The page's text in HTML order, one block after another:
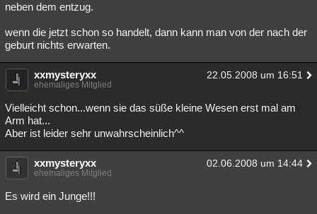
neben dem entzug.
wenn die jetzt schon so handelt, dann kann man von der nach der
geburt nichts erwarten.
xxmysteryxx 22.05.2008 um 16:51
ehemaliges Mitglied
Vielleicht schon...wenn sie das süße kleine Wesen erst mal am
Arm hat...
Aber ist leider sehr unwahrscheinlich^^
xxmysteryxx 02.06.2008 um 14:44
ehemaliges Mitglied
Es wird ein Junge!!!